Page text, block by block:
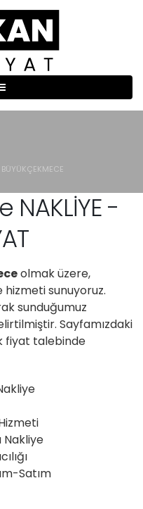
BÜYÜKÇEKMECE
-
olmak üzere,
sunuyoruz.
sunduğumuz
Sayfamızdaki
fiyat talebinde
Nakliye
Satım